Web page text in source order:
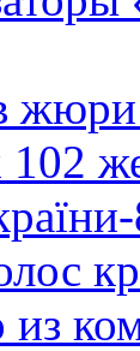
жюри
102
из